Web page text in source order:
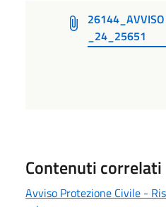
_24_25651
Contenuti correlati
Avviso Protezione Civile -